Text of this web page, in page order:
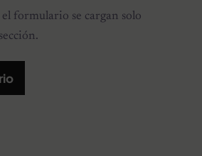
formulario se cargan solo